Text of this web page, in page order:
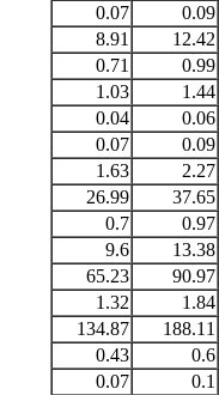
0.09
0.07
12.42
8.91
0.99
0.71
1.44
1.03
0.06
0.04
0.09
0.07
2.27
1.63
37.65
26.99
0.97
0.7
13.38
9.6
90.97
65.23
1.84
1.32
188.11
134.87
0.6
0.43
0.1
0.07